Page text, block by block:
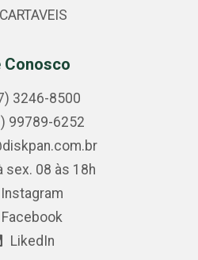
Conosco
3246-8500
99789-6252
sex. 08 às 18h
Instagram
Facebook
LikedIn